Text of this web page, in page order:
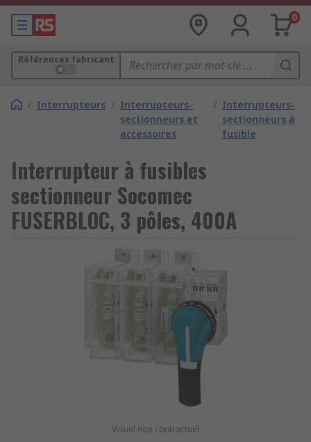
0
Références fabricant
/ Interrupteurs / Interrupteurs-
sectionneurs et
accessoires
/ Interrupteurs-
sectionneurs à
fusible
Interrupteur à fusibles
sectionneur Socomec
FUSERBLOC, 3 pôles, 400A
Visuel non contractuel